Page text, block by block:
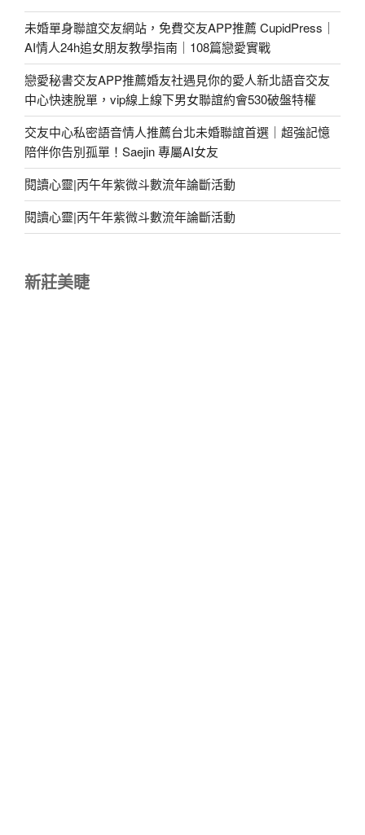
未婚單身聯誼交友網站，免費交友APP推薦 CupidPress｜
AI情人24h追女朋友教學指南｜108篇戀愛實戰
戀愛秘書交友APP推薦婚友社遇見你的愛人新北語音交友
中心快速脫單，vip線上線下男女聯誼約會530破盤特權
交友中心私密語音情人推薦台北未婚聯誼首選｜超強記憶
陪伴你告別孤單！Saejin 專屬AI女友
閱讀心靈|丙午年紫微斗數流年論斷活動
閱讀心靈|丙午年紫微斗數流年論斷活動
新莊美睫